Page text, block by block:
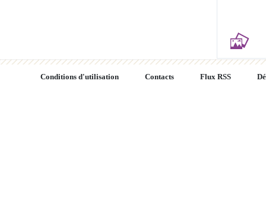
Conditions d'utilisation Contacts Flux RSS